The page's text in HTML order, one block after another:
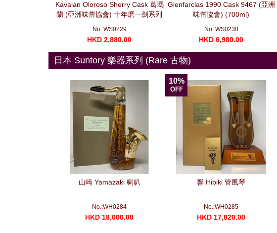
Kavalan Oloroso Sherry Cask 葛瑪
蘭 (亞洲味蕾協會) 十年磨一劍系列
No.:WS0229
HKD 2,880.00
Glenfarclas 1990 Cask 9467 (亞洲
味蕾協會) (700ml)
No.:WS0230
HKD 6,980.00
日本 Suntory 樂器系列 (Rare 古物)
山崎 Yamazaki 喇叭
No.:WH0284
HKD 18,000.00
10%
OFF
響 Hibiki 管風琴
No.:WH0285
HKD 17,820.00